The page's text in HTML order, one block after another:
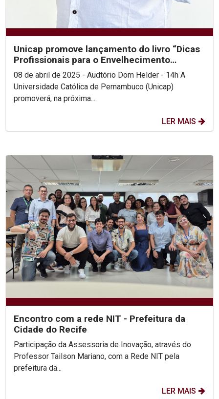
Unicap promove lançamento do livro “Dicas
Profissionais para o Envelhecimento
Saudável”
08 de abril de 2025 - Audtório Dom Helder - 14h A
Universidade Católica de Pernambuco (Unicap)
promoverá, na próxima...
LER MAIS
Encontro com a rede NIT - Prefeitura da
Cidade do Recife
Participação da Assessoria de Inovação, através do
Professor Tailson Mariano, com a Rede NIT pela
prefeitura da...
LER MAIS